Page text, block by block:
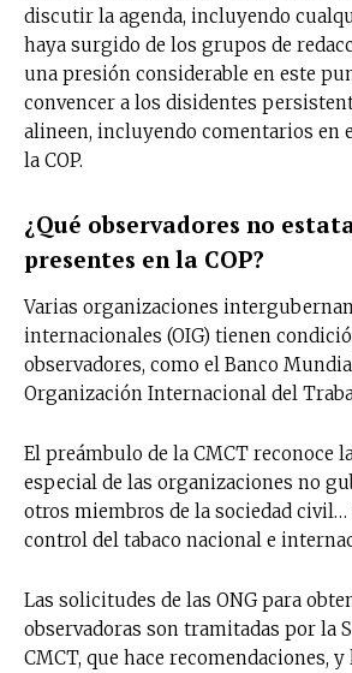
discutir la agenda, incluyendo
haya surgido de los grupos de
una presión considerable en este
convencer a los disidentes
alineen, incluyendo comentarios en
la COP.
¿Qué observadores no
presentes en la COP?
Varias organizaciones
internacionales (OIG) tienen
observadores, como el Banco
Organización Internacional del
El preámbulo de la CMCT reconoce
especial de las organizaciones no
otros miembros de la sociedad civil…
control del tabaco nacional e
Las solicitudes de las ONG para
observadoras son tramitadas por la
CMCT, que hace recomendaciones,